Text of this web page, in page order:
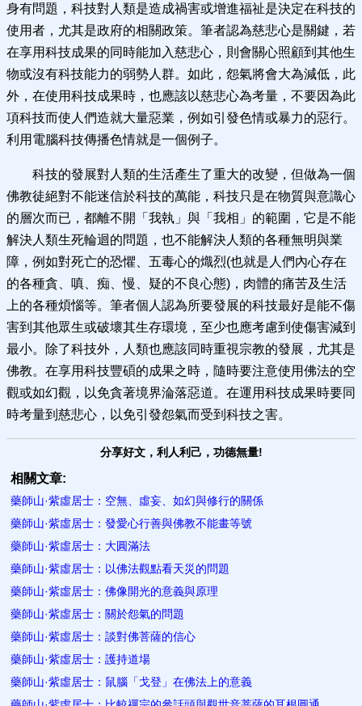
身有問題，科技對人類是造成禍害或增進福祉是決定在科技的
使用者，尤其是政府的相關政策。筆者認為慈悲心是關鍵，若
在享用科技成果的同時能加入慈悲心，則會關心照顧到其他生
物或沒有科技能力的弱勢人群。如此，怨氣將會大為減低，此
外，在使用科技成果時，也應該以慈悲心為考量，不要因為此
項科技而使人們造就大量惡業，例如引發色情或暴力的惡行。
利用電腦科技傳播色情就是一個例子。
科技的發展對人類的生活產生了重大的改變，但做為一個
佛教徒絕對不能迷信於科技的萬能，科技只是在物質與意識心
的層次而已，都離不開「我執」與「我相」的範圍，它是不能
解決人類生死輪迴的問題，也不能解決人類的各種無明與業
障，例如對死亡的恐懼、五毒心的熾烈(也就是人們內心存在
的各種貪、嗔、痴、慢、疑的不良心態)，肉體的痛苦及生活
上的各種煩惱等。筆者個人認為所要發展的科技最好是能不傷
害到其他眾生或破壞其生存環境，至少也應考慮到使傷害減到
最小。除了科技外，人類也應該同時重視宗教的發展，尤其是
佛教。在享用科技豐碩的成果之時，隨時要注意使用佛法的空
觀或如幻觀，以免貪著境界淪落惡道。在運用科技成果時要同
時考量到慈悲心，以免引發怨氣而受到科技之害。
分享好文，利人利己，功德無量!
相關文章:
藥師山·紫虛居士：空無、虛妄、如幻與修行的關係
藥師山·紫虛居士：發愛心行善與佛教不能畫等號
藥師山·紫虛居士：大圓滿法
藥師山·紫虛居士：以佛法觀點看天災的問題
藥師山·紫虛居士：佛像開光的意義與原理
藥師山·紫虛居士：關於怨氣的問題
藥師山·紫虛居士：談對佛菩薩的信心
藥師山·紫虛居士：護持道場
藥師山·紫虛居士：鼠腦「戈登」在佛法上的意義